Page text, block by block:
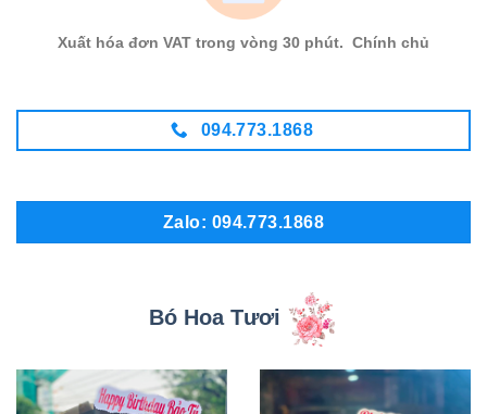
Xuất hóa đơn VAT trong vòng 30 phút. Chính chủ
094.773.1868
Zalo: 094.773.1868
Bó Hoa Tươi